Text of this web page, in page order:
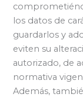
los datos de
guardarlos y
eviten su
autorizado, de
normativa
Además,